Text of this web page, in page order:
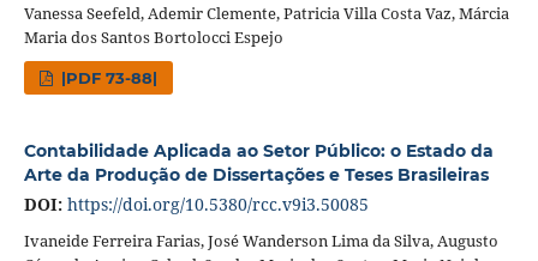
Vanessa Seefeld, Ademir Clemente, Patricia Villa Costa Vaz, Márcia
Maria dos Santos Bortolocci Espejo
|PDF 73-88|
Contabilidade Aplicada ao Setor Público: o Estado da
Arte da Produção de Dissertações e Teses Brasileiras
DOI: https://doi.org/10.5380/rcc.v9i3.50085
Ivaneide Ferreira Farias, José Wanderson Lima da Silva, Augusto